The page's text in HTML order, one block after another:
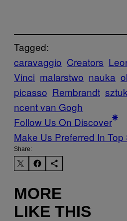
Tagged:
caravaggio Creators
Vinci malarstwo nauka
picasso Rembrandt
ncent van Gogh
Follow Us On Discover
Make Us Preferred In Top
Share:
MORE
LIKE THIS